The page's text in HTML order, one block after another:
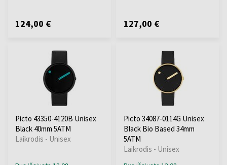
124,00 € 127,00 €
Picto 43350-4120B Unisex
Black 40mm 5ATM
Laikrodis - Unisex
Picto 34087-0114G Unisex
Black Bio Based 34mm
5ATM
Laikrodis - Unisex